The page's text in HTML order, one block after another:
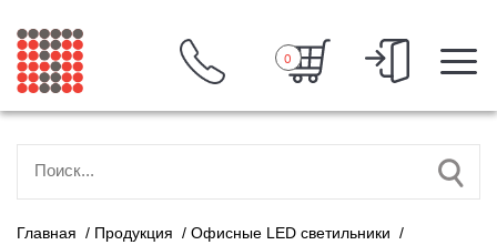
0
Главная / Продукция / Офисные LED светильники /